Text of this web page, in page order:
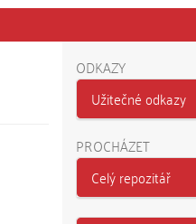
ODKAZY
Užitečné odkazy
PROCHÁZET
Celý repozitář